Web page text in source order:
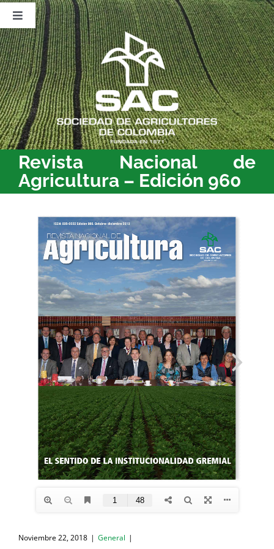
Saltar
contenido
Toggle
Navigation
Nosotros
Publicaciones
Sala de Prensa
Eventos
Revista Nacional de
Agricultura – Edición 960
Noviembre 22, 2018 | General |